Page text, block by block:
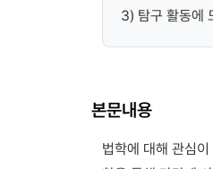
3) 탐구 활동에
본문내용
법학에 대해 관심